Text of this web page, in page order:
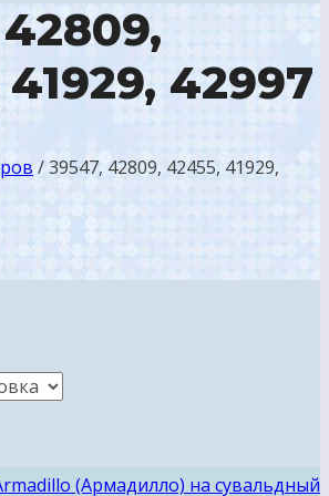
42997
/39547, 42809, 42455, 41929,